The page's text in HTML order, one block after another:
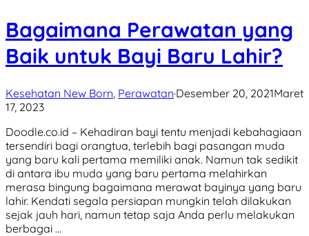
Bagaimana Perawatan yang
Baik untuk Bayi Baru Lahir?
Kesehatan New Born Perawatan·Desember 20, 2021Maret
17, 2023
Doodle.co.id – Kehadiran bayi tentu menjadi kebahagiaan
tersendiri bagi orangtua, terlebih bagi pasangan muda
yang baru kali pertama memiliki anak. Namun tak sedikit
di antara ibu muda yang baru pertama melahirkan
merasa bingung bagaimana merawat bayinya yang baru
lahir. Kendati segala persiapan mungkin telah dilakukan
sejak jauh hari, namun tetap saja Anda perlu melakukan
berbagai …